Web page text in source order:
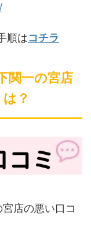
順はコチラ
関一の宮店
？
店の悪い口コ